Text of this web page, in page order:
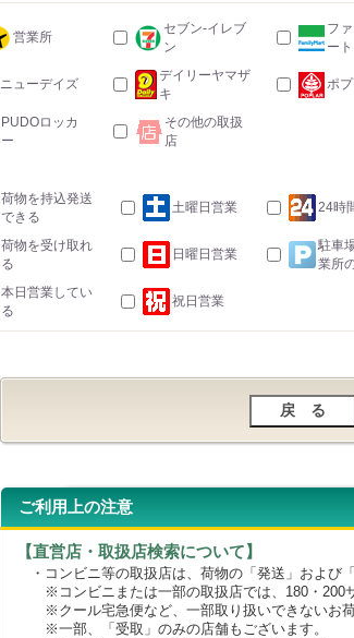
営業所
セブン-イレブ
ン
フ
ート
ニューデイズ
デイリーヤマザ
キ
ポプ
PUDOロッカ
ー
その他の取扱
店
荷物を持込発送
できる
土曜日営業 24時
荷物を受け取れ
る
日曜日営業
駐車
業所
本日営業してい
る
祝日営業
ご利用上の注意
【直営店・取扱店検索について】
・コンビニ等の取扱店は、荷物の「発送」および
※コンビニまたは一部の取扱店では、180・200サ
※クール宅急便など、一部取り扱いできないお荷
※一部、「受取」のみの店舗もございます。